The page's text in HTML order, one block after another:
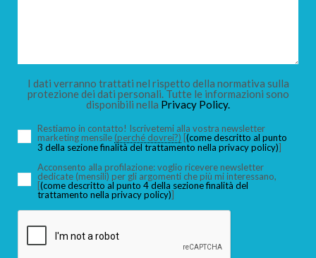
I dati verranno trattati nel rispetto della normativa sulla
protezione dei dati personali. Tutte le informazioni sono
disponibili nella Privacy Policy.
Restiamo in contatto! Iscrivetemi alla vostra newsletter
marketing mensile (perché dovrei?) [(come descritto al punto
3 della sezione finalità del trattamento nella privacy policy)]
Acconsento alla profilazione: voglio ricevere newsletter
dedicate (mensili) per gli argomenti che più mi interessano,
[(come descritto al punto 4 della sezione finalità del
trattamento nella privacy policy)]